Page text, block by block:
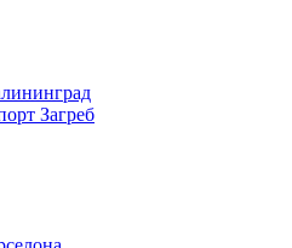
Загреб